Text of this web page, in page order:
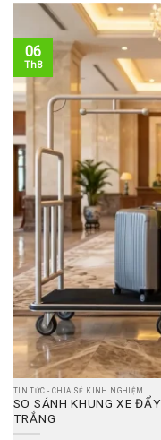
TIN TỨC - CHIA SẺ KINH NGHIỆM
SO SÁNH KHUNG XE
TRẮNG
06
Th8